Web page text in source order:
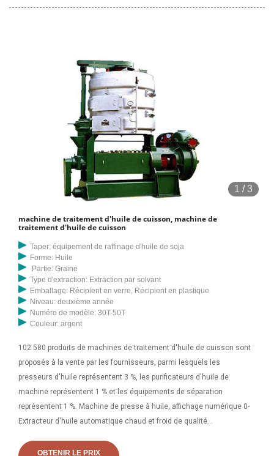
1 /3
machine de traitement d'huile de cuisson, machine de
traitement d'huile de cuisson
Taper: équipement de raffinage d'huile de soja
Forme: Huile
Partie: Graine
Type d'extraction: Extraction par solvant
Emballage: Récipient en verre, Récipient en plastique
Niveau: deuxième année
Numéro de modèle: 30T-50T
Couleur: argent
102 580 produits de machines de traitement d'huile de cuisson sont
proposés à la vente par les fournisseurs, parmi lesquels les
presseurs d'huile représentent 3 %, les purificateurs d'huile de
machine représentent 1 % et les équipements de séparation
représentent 1 %. Machine de presse à huile, affichage numérique 0-
Extracteur d'huile automatique chaud et froid de qualité
noix de coco, lin, arachide, ricin, chanvre, graines de périlla, canola,
OBTENIR LE PRIX